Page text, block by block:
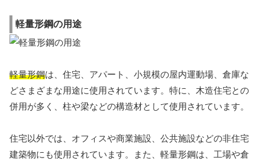
軽量形鋼の用途
軽量形鋼は、住宅、アパート、小規模の屋内運動場、倉庫な
どさまざまな用途に使用されています。特に、木造住宅との
併用が多く、柱や梁などの構造材として使用されています。
住宅以外では、オフィスや商業施設、公共施設などの非住宅
建築物にも使用されています。また、軽量形鋼は、工場や倉